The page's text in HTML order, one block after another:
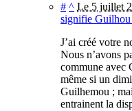
# ^ Le 5 juillet
signifie Guilhou
J’ai créé votre
Nous n’avons
commune avec
même si un
Guilhemou ;
entrainent la